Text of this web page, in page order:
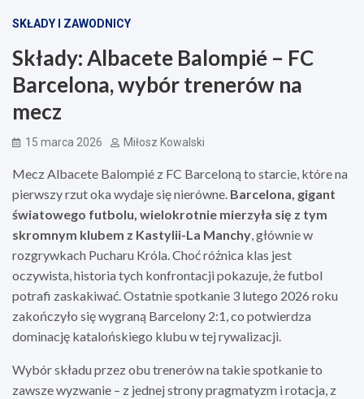
SKŁADY I ZAWODNICY
Składy: Albacete Balompié – FC
Barcelona, wybór trenerów na
mecz
15 marca 2026 Miłosz Kowalski
Mecz Albacete Balompié z FC Barceloną to starcie, które na
pierwszy rzut oka wydaje się nierówne. Barcelona, gigant
światowego futbolu, wielokrotnie mierzyła się z tym
skromnym klubem z Kastylii-La Manchy, głównie w
rozgrywkach Pucharu Króla. Choć różnica klas jest
oczywista, historia tych konfrontacji pokazuje, że futbol
potrafi zaskakiwać. Ostatnie spotkanie 3 lutego 2026 roku
zakończyło się wygraną Barcelony 2:1, co potwierdza
dominację katalońskiego klubu w tej rywalizacji.
Wybór składu przez obu trenerów na takie spotkanie to
zawsze wyzwanie – z jednej strony pragmatyzm i rotacja, z